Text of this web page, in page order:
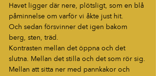
Havet ligger där nere, plötsligt, som en blå
påminnelse om varför vi åkte just hit.
Och sedan försvinner det igen bakom
berg, sten, träd.
Kontrasten mellan det öppna och det
slutna. Mellan det stilla och det som rör sig.
Mellan att sitta ner med pannkakor och